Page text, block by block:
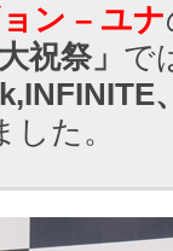
ン – ユナ
祝祭」 で
た。